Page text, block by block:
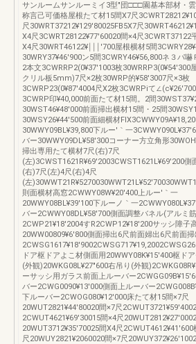
サンルームサンルーミイ3型"団□□□園基本部材・
称言己可価格屋根たて材15間X7尺
尺30WRT37212¥129′80025FB5X7尺
X4尺3CWRT28122¥77′60020間×4尺3CWRT37122
X4尺30WRT46122¥￨￨￨′700屋根横材5間
30WRY37¥46′900ン5間3CWRY46¥56,800ネ３パ
2本文3CWRRP2(0¥37′1003枚30WRRP3(0¥54′300
クリル板5mm)7尺×2枚30WRP的¥58′3007尺×3枚
3CWRP23(0¥87′4004尺X2枚3CWRPiて
3CWRP印¥40,000前面たて材15間。2間
30WST46¥48′000前面掃出横材15間・25間
30WSY26¥44′500前面細横材
30WWY09BL¥39,800下ルー′｀一
バー30WWY09DL¥58′300コーナー方立角形
掃出専用たて横材7尺(右)7尺
(左)3CWST1621R¥69′2003CWST1621L¥69′200側
(右)7尺(左)4尺(右)4尺
(左
則面横材高窓2CWWY08W¥20′400上ルー′｀一
20WWY08BL¥39′100下ルーノ｀一
バー2CWWY08DL¥58′700側面調整バネル(アルミ
2CWP21¥18′2004すR2CWP12¥18′200サッシ障子
20WW00809¥6′800側面掃出6尺前面婦出6尺前面掃
ドア枢ドアよこ材側面用20WWY08K¥15′400枢ド
(外観)20WKG08L¥27″600右吊り(外観
ーサッシ用ガラス前面上ルーバー
バー2CWG0090¥13′000側面上ルーバー
下ルーバー2CWOG080¥12′000床たて材15間×7尺
20WUT2821¥44′80020間×7尺
2CWUT4621¥69′30015間×4尺
20WUT3712¥35′70025間X4尺
尺20WUY2821¥2060020間×7尺